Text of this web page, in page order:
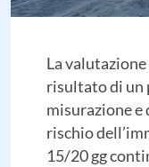
La
risultato di un
misurazione e
rischio
15/20 gg